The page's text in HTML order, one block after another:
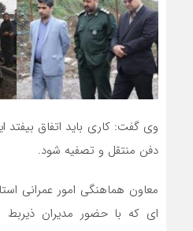
وی گفت: کاری باید اتفاق بیفتد
دفن منتقل و تصفیه شود.
معاون هماهنگی امور عمرانی
ای که با حضور مدیران